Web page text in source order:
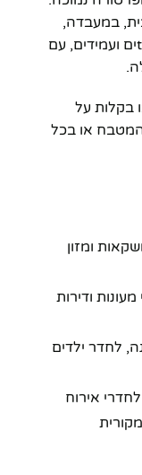
במעבדה,
בחדר מלון ועוד. עשוי מחומרים איכוtiים ועמידים, עם
בקלות על
או בכל
ומזון
ודירות
לחדר ילדים
אירוח